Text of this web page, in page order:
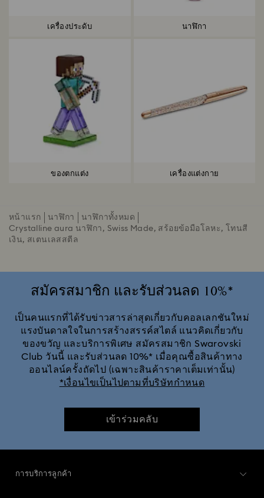
เครื่องประดับ นาฬิกา
ของตกแต่ง เครื่องแต่งกาย
หน้าแรก นาฬิกา
นาฬิกาทั้งหมด
Crystalline aura นาฬิกา, Swiss Made, สร้อยข้อมือโลหะ, โทนสี
เงิน, สเตนเลสสตีล
สมัครสมาชิก และรับส่วนลด 10%*
เป็นคนแรกที่ได้รับข่าวสารล่าสุดเกี่ยวกับคอลเลกชันใหม่
แรงบันดาลใจในการสร้างสรรค์สไตล์ แนวคิดเกี่ยวกับ
ของขวัญ และบริการพิเศษ สมัครสมาชิก Swarovski
Club วันนี้ และรับส่วนลด 10%* เมื่อคุณซื้อสินค้าทาง
ออนไลน์ครั้งถัดไป (เฉพาะสินค้าราคาเต็มเท่านั้น)
*เงื่อนไขเป็นไปตามที่บริษัทกำหนด
เข้าร่วมคลับ
การบริการลูกค้า